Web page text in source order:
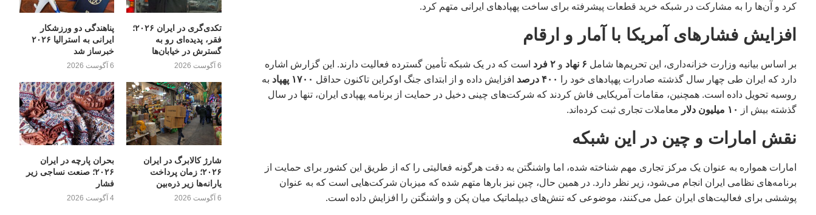
کرد و آن‌ها را به مشارکت در شبکه خرید قطعات پیشرفته برای ساخت پهپادهای ایرانی متهم کرد.
افزایش فشارهای آمریکا با آمار و ارقام
بر اساس بیانیه وزارت خزانه‌داری، این تحریم‌ها شامل ۶ نهاد و ۲ فرد
است که در یک شبکه تأمین گسترده فعالیت دارند. این گزارش اشاره
دارد که ایران طی چهار سال گذشته صادرات پهپادهای خود را
۴۰۰ درصد افزایش داده و از ابتدای جنگ اوکراین تاکنون حداقل ۱۷۰۰ پهپاد
به
روسیه تحویل داده است. همچنین، مقامات آمریکایی فاش کردند که شرکت‌های چینی دخیل در حمایت از برنامه پهپادی ایران، تنها در سال
گذشته بیش از
۱۰ میلیون دلار معاملات تجاری ثبت کرده‌اند.
نقش امارات و چین در این شبکه
امارات همواره به عنوان یک مرکز تجاری مهم شناخته شده، اما واشنگتن به دقت هرگونه فعالیتی را که از طریق این کشور برای حمایت از
برنامه‌های نظامی ایران انجام می‌شود، زیر نظر دارد. در همین حال، چین نیز بارها متهم شده که میزبان شرکت‌هایی است که به عنوان
پوششی برای فعالیت‌های ایران عمل می‌کنند، موضوعی که تنش‌های دیپلماتیک میان پکن و واشنگتن را افزایش داده است.
تکدی‌گری در ایران ۲۰۲۶؛
فقر، پدیده‌ای رو به
گسترش در خیابان‌ها
6 آگوست 2026
پناهندگی دو ورزشکار
ایرانی به استرالیا ۲۰۲۶
خبرساز شد
6 آگوست 2026
شارژ کالابرگ در ایران
۲۰۲۶؛ زمان پرداخت
یارانه‌ها زیر ذره‌بین
6 آگوست 2026
بحران پارچه در ایران
۲۰۲۶؛ صنعت نساجی زیر
فشار
4 آگوست 2026